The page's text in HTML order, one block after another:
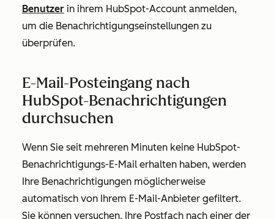
Benutzer in ihrem HubSpot-Account anmelden,
um die Benachrichtigungseinstellungen zu
überprüfen.
E-Mail-Posteingang nach
HubSpot-Benachrichtigungen
durchsuchen
Wenn Sie seit mehreren Minuten keine HubSpot-
Benachrichtigungs-E-Mail erhalten haben, werden
Ihre Benachrichtigungen möglicherweise
automatisch von Ihrem E-Mail-Anbieter gefiltert.
Sie können versuchen, Ihre Postfach nach einer der